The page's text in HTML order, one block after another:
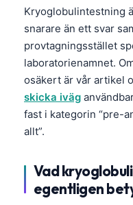
Kryoglobulintestning
snarare än ett svar
provtagningsstället
laboratorienamnet.
osäkert är vår artikel
skicka iväg
fast i kategorin “pre-
allt”.
Vad
egentligen